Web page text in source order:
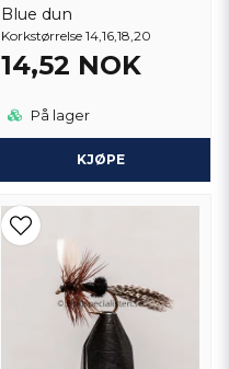
Blue dun
Korkstørrelse 14,16,18,20
14,52 NOK
På lager
KJØPE